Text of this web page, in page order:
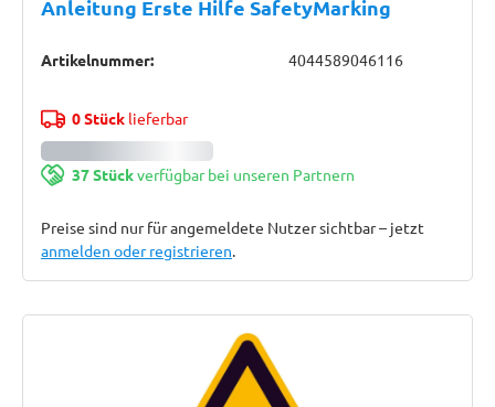
Anleitung Erste Hilfe SafetyMarking
Artikelnummer: 4044589046116
0 Stücklieferbar
37 Stückverfügbar bei unseren Partnern
Preise sind nur für angemeldete Nutzer sichtbar – jetzt
anmelden oder registrieren.